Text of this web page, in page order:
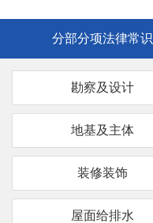
分部分项法律常识
勘察及设计
地基及主体
装修装饰
屋面给排水